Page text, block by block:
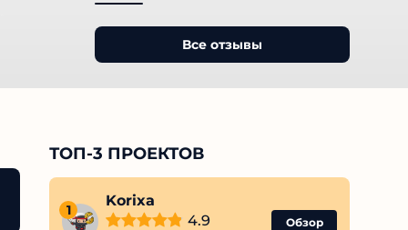
Все отзывы
ТОП-3 ПРОЕКТОВ
Korixa
4.9
Обзор